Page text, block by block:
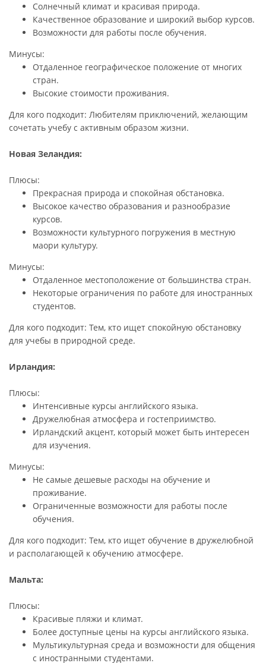
Солнечный климат и красивая природа.
Качественное образование и широкий выбор курсов.
Возможности для работы после обучения.
Минусы:
Отдаленное географическое положение от многих
стран.
Высокие стоимости проживания.
Для кого подходит: Любителям приключений, желающим
сочетать учебу с активным образом жизни.
Новая Зеландия:
Плюсы:
Прекрасная природа и спокойная обстановка.
Высокое качество образования и разнообразие
курсов.
Возможности культурного погружения в местную
маори культуру.
Минусы:
Отдаленное местоположение от большинства стран.
Некоторые ограничения по работе для иностранных
студентов.
Для кого подходит: Тем, кто ищет спокойную обстановку
для учебы в природной среде.
Ирландия:
Плюсы:
Интенсивные курсы английского языка.
Дружелюбная атмосфера и гостеприимство.
Ирландский акцент, который может быть интересен
для изучения.
Минусы:
Не самые дешевые расходы на обучение и
проживание.
Ограниченные возможности для работы после
обучения.
Для кого подходит: Тем, кто ищет обучение в дружелюбной
и располагающей к обучению атмосфере.
Мальта:
Плюсы:
Красивые пляжи и климат.
Более доступные цены на курсы английского языка.
Мультикультурная среда и возможности для общения
с иностранными студентами.